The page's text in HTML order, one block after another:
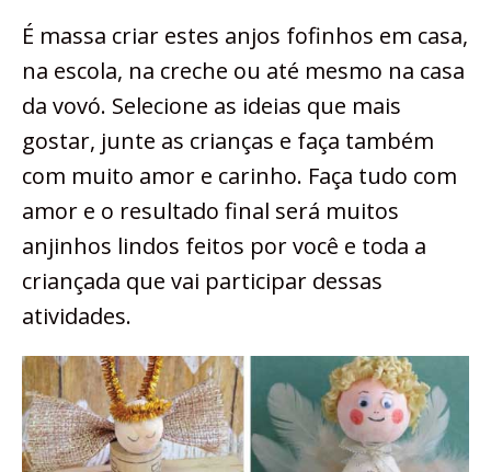
É massa criar estes anjos fofinhos em casa,
na escola, na creche ou até mesmo na casa
da vovó. Selecione as ideias que mais
gostar, junte as crianças e faça também
com muito amor e carinho. Faça tudo com
amor e o resultado final será muitos
anjinhos lindos feitos por você e toda a
criançada que vai participar dessas
atividades.